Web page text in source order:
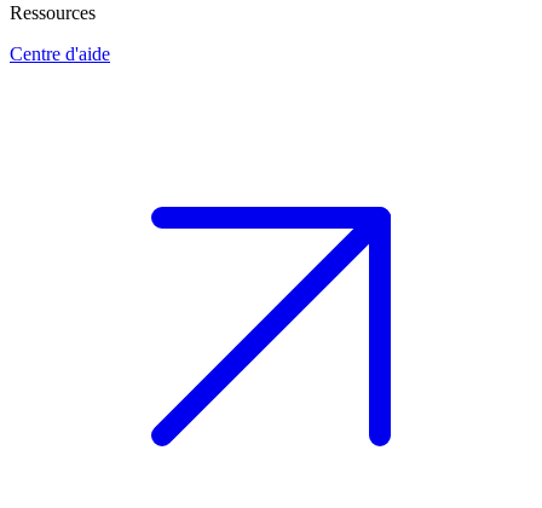
Ressources
Centre d'aide